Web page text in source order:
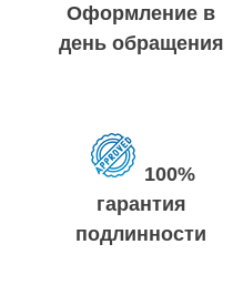
Оформление в
день обращения
100%
гарантия
подлинности